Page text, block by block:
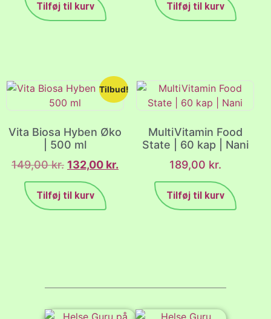
Tilføj til kurv Tilføj til kurv
Tilbud!
Vita Biosa Hyben Øko
| 500 ml
149,00kr. 132,00 kr.
Tilføj til kurv
MultiVitamin Food
State | 60 kap | Nani
189,00 kr.
Tilføj til kurv